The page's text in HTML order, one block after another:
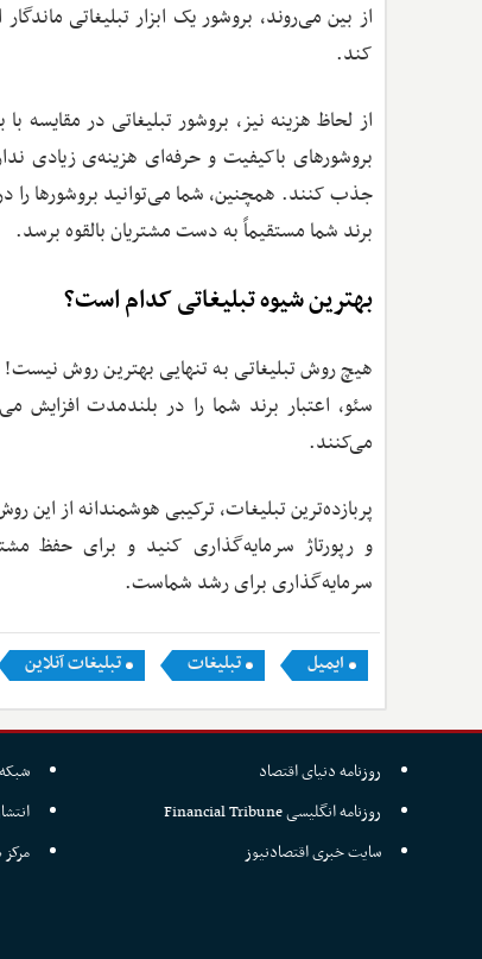
از بین می‌روند، بروشور یک ابزار تبلیغاتی
کند.
از لحاظ هزینه نیز، بروشور تبلیغاتی در
بروشورهای باکیفیت و حرفه‌ای هزینه‌ی زیادی
جذب کنند. همچنین، شما می‌توانید بروشورها را
برند شما مستقیماً به دست مشتریان بالقوه برسد.
بهترین شیوه تبلیغاتی کدام است؟
هیچ روش تبلیغاتی به ‌تنهایی بهترین روش
سئو، اعتبار برند شما را در بلندمدت افزایش
می‌کنند.
پربازده‌ترین تبلیغات، ترکیبی هوشمندانه از این
و رپورتاژ سرمایه‌گذاری کنید و برای حفظ
سرمایه‌گذاری برای رشد شماست.
ایمیل تبلیغات تبلیغات آنلاین
روزنامه دنیای اقتصاد
روزنامه انگلیسی Financial Tribune
سایت خبری اقتصادنیوز